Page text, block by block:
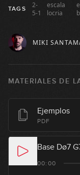
TAGS
2-
5-1
escala
locria
MIKI
MATERIALES DE
Ejemplos
PDF
Base Dø7
00:00
7
8
9
10